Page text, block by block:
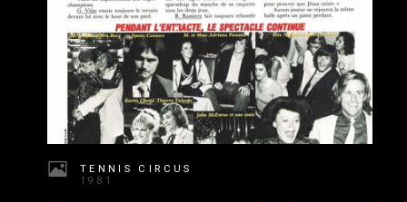
TENNIS CIRCUS
1981